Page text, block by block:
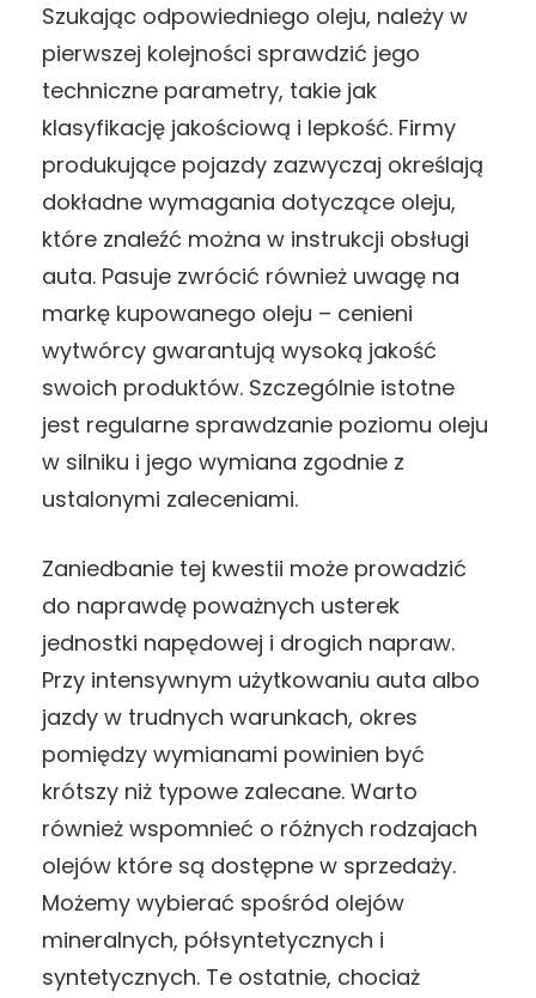
Szukając odpowiedniego oleju, należy w
pierwszej kolejności sprawdzić jego
techniczne parametry, takie jak
klasyfikację jakościową i lepkość. Firmy
produkujące pojazdy zazwyczaj określają
dokładne wymagania dotyczące oleju,
które znaleźć można w instrukcji obsługi
auta. Pasuje zwrócić również uwagę na
markę kupowanego oleju – cenieni
wytwórcy gwarantują wysoką jakość
swoich produktów. Szczególnie istotne
jest regularne sprawdzanie poziomu oleju
w silniku i jego wymiana zgodnie z
ustalonymi zaleceniami.
Zaniedbanie tej kwestii może prowadzić
do naprawdę poważnych usterek
jednostki napędowej i drogich napraw.
Przy intensywnym użytkowaniu auta albo
jazdy w trudnych warunkach, okres
pomiędzy wymianami powinien być
krótszy niż typowe zalecane. Warto
również wspomnieć o różnych rodzajach
olejów które są dostępne w sprzedaży.
Możemy wybierać spośród olejów
mineralnych, półsyntetycznych i
syntetycznych. Te ostatnie, chociaż